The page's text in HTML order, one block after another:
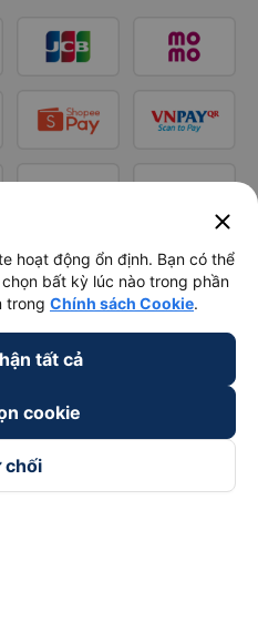
close
hoạt động ổn định. Bạn có thể
bất kỳ lúc nào trong phần
trong Chính sách Cookie.
tất cả
cookie
chối